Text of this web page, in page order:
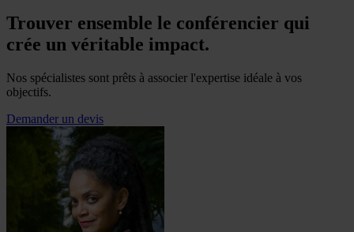
Trouver ensemble le conférencier qui
crée un véritable impact.
Nos spécialistes sont prêts à associer l'expertise idéale à vos
objectifs.
Demander un devis